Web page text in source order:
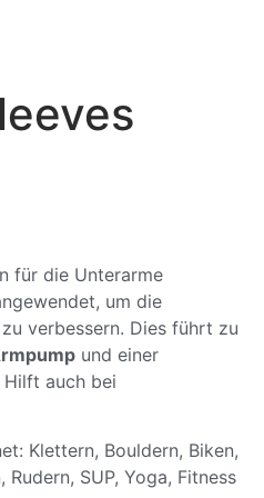
für die Unterarme
um die
verbessern. Dies führt zu
und einer
Hilft auch bei
Klettern, Bouldern, Biken,
SUP, Yoga, Fitness